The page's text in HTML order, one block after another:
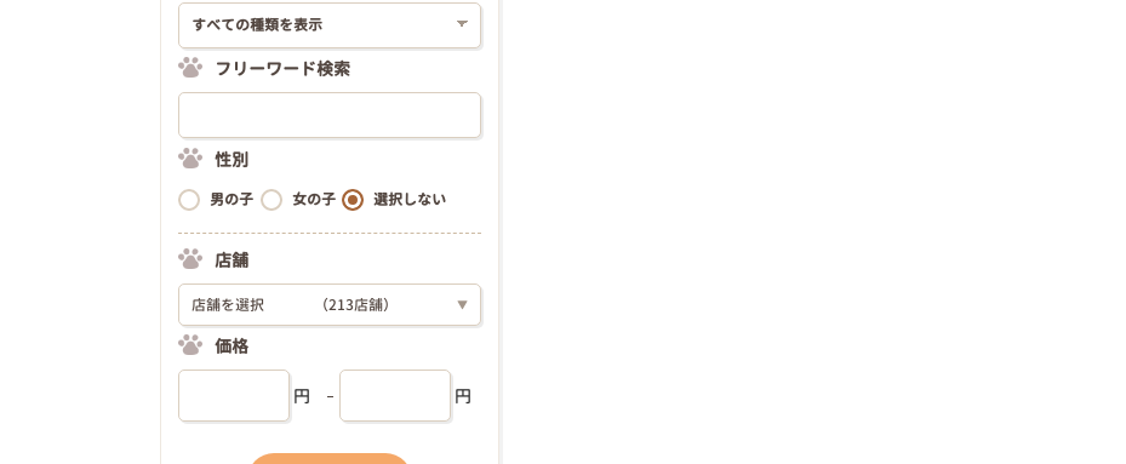
フリーワード検索
性別
男の子 女の子 選択しない
店舗
店舗を選択 （213店舗） ▼
価格
円 円